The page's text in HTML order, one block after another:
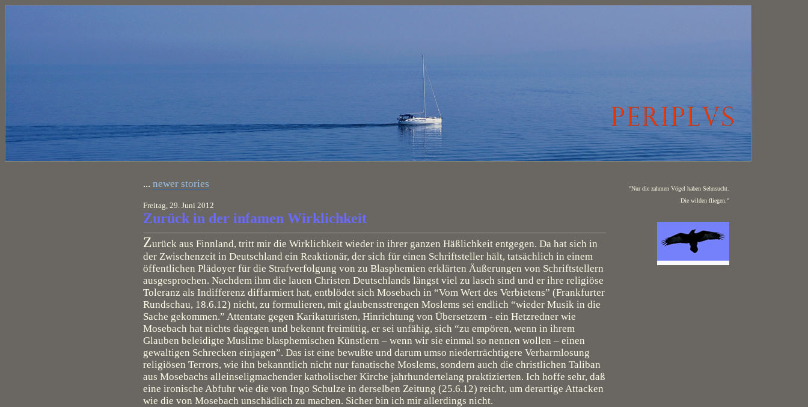
... newer stories
Freitag, 29. Juni 2012
Zurück in der infamen Wirklichkeit
Zurück aus Finnland, tritt mir die Wirklichkeit wieder in ihrer ganzen Häßlichkeit entgegen. Da hat sich in
der Zwischenzeit in Deutschland ein Reaktionär, der sich für einen Schriftsteller hält, tatsächlich in einem
öffentlichen Plädoyer für die Strafverfolgung von zu Blasphemien erklärten Äußerungen von Schriftstellern
ausgesprochen. Nachdem ihm die lauen Christen Deutschlands längst viel zu lasch sind und er ihre religiöse
Toleranz als Indifferenz diffarmiert hat, entblödet sich Mosebach in “Vom Wert des Verbietens” (Frankfurter
Rundschau, 18.6.12) nicht, zu formulieren, mit glaubensstrengen Moslems sei endlich “wieder Musik in die
Sache gekommen.” Attentate gegen Karikaturisten, Hinrichtung von Übersetzern - ein Hetzredner wie
Mosebach hat nichts dagegen und bekennt freimütig, er sei unfähig, sich “zu empören, wenn in ihrem
Glauben beleidigte Muslime blasphemischen Künstlern – wenn wir sie einmal so nennen wollen – einen
gewaltigen Schrecken einjagen”. Das ist eine bewußte und darum umso niederträchtigere Verharmlosung
religiösen Terrors, wie ihn bekanntlich nicht nur fanatische Moslems, sondern auch die christlichen Taliban
aus Mosebachs alleinseligmachender katholischer Kirche jahrhundertelang praktizierten. Ich hoffe sehr, daß
eine ironische Abfuhr wie die von Ingo Schulze in derselben Zeitung (25.6.12) reicht, um derartige Attacken
wie die von Mosebach unschädlich zu machen. Sicher bin ich mir allerdings nicht.
"Nur die zahmen Vögel haben Sehnsucht.
Die wilden fliegen."